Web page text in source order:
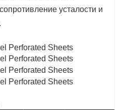
усталости и